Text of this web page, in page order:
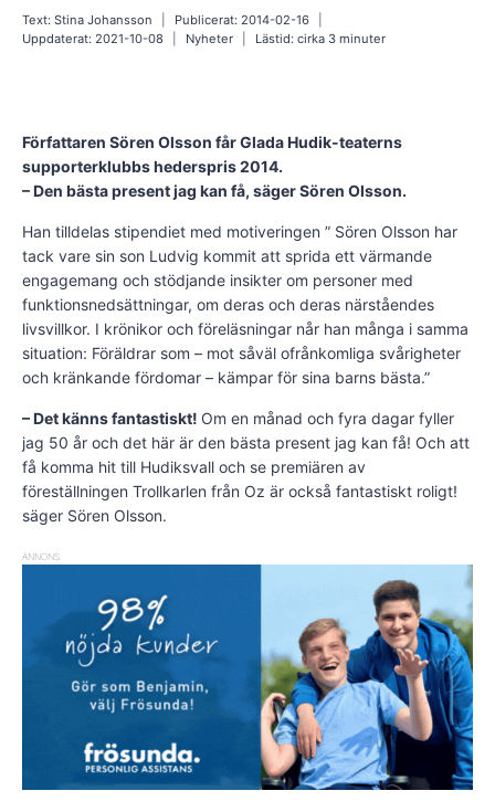
Text: Stina Johansson Publicerat: 2014-02-16
Uppdaterat: 2021-10-08 Nyheter Lästid: cirka 3minuter
Författaren Sören Olsson får Glada Hudik-teaterns
supporterklubbs hederspris 2014.
– Den bästa present jag kan få, säger Sören Olsson.
Han tilldelas stipendiet med motiveringen ” Sören Olsson har
tack vare sin son Ludvig kommit att sprida ett värmande
engagemang och stödjande insikter om personer med
funktionsnedsättningar, om deras och deras närståendes
livsvillkor. I krönikor och föreläsningar når han många i samma
situation: Föräldrar som – mot såväl ofrånkomliga svårigheter
och kränkande fördomar – kämpar för sina barns bästa.”
– Det känns fantastiskt! Om en månad och fyra dagar fyller
jag 50 år och det här är den bästa present jag kan få! Och att
få komma hit till Hudiksvall och se premiären av
föreställningen Trollkarlen från Oz är också fantastiskt roligt!
säger Sören Olsson.
ANNONS